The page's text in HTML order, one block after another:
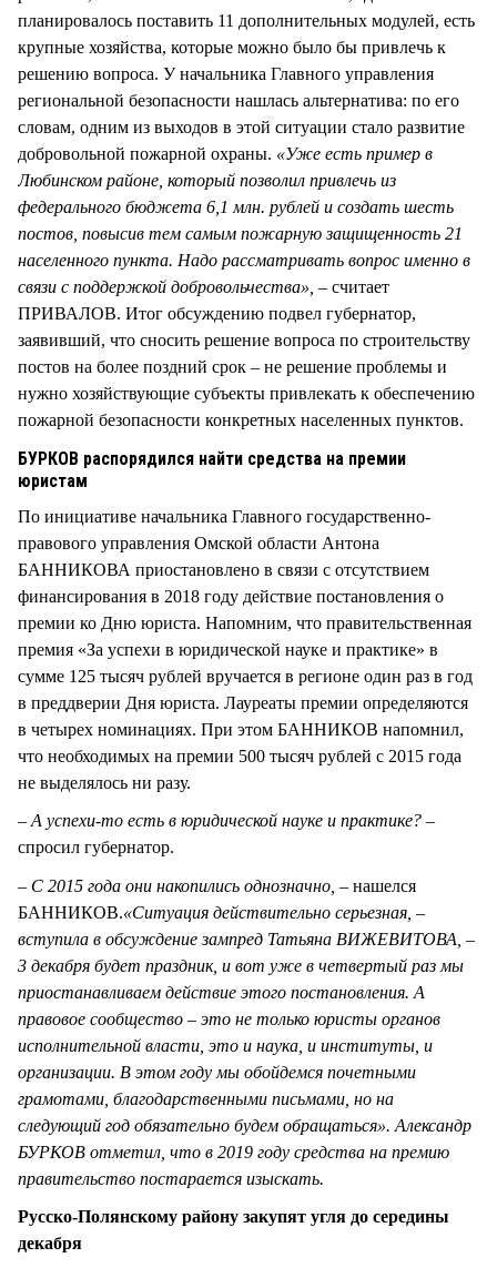
планировалось поставить 11 дополнительных модулей, есть
крупные хозяйства, которые можно было бы привлечь к
решению вопроса. У начальника Главного управления
региональной безопасности нашлась альтернатива: по его
словам, одним из выходов в этой ситуации стало развитие
добровольной пожарной охраны. «Уже есть пример в
Любинском районе, который позволил привлечь из
федерального бюджета 6,1 млн. рублей и создать шесть
постов, повысив тем самым пожарную защищенность 21
населенного пункта. Надо рассматривать вопрос именно в
связи с поддержкой добровольчества», – считает
ПРИВАЛОВ. Итог обсуждению подвел губернатор,
заявивший, что сносить решение вопроса по строительству
постов на более поздний срок – не решение проблемы и
нужно хозяйствующие субъекты привлекать к обеспечению
пожарной безопасности конкретных населенных пунктов.
БУРКОВ распорядился найти средства на премии
юристам
По инициативе начальника Главного государственно-
правового управления Омской области Антона
БАННИКОВА приостановлено в связи с отсутствием
финансирования в 2018 году действие постановления о
премии ко Дню юриста. Напомним, что правительственная
премия «За успехи в юридической науке и практике» в
сумме 125 тысяч рублей вручается в регионе один раз в год
в преддверии Дня юриста. Лауреаты премии определяются
в четырех номинациях. При этом БАННИКОВ напомнил,
что необходимых на премии 500 тысяч рублей с 2015 года
не выделялось ни разу.
– А успехи-то есть в юридической науке и практике? –
спросил губернатор.
– С 2015 года они накопились однозначно, – нашелся
БАННИКОВ.«Ситуация действительно серьезная, –
вступила в обсуждение зампред Татьяна ВИЖЕВИТОВА, –
3 декабря будет праздник, и вот уже в четвертый раз мы
приостанавливаем действие этого постановления. А
правовое сообщество – это не только юристы органов
исполнительной власти, это и наука, и институты, и
организации. В этом году мы обойдемся почетными
грамотами, благодарственными письмами, но на
следующий год обязательно будем обращаться». Александр
БУРКОВ отметил, что в 2019 году средства на премию
правительство постарается изыскать.
Русско-Полянскому району закупят угля до середины
декабря